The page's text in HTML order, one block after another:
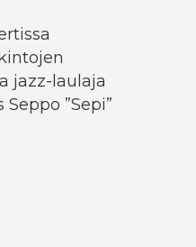
jazz-laulaja
”Sepi”